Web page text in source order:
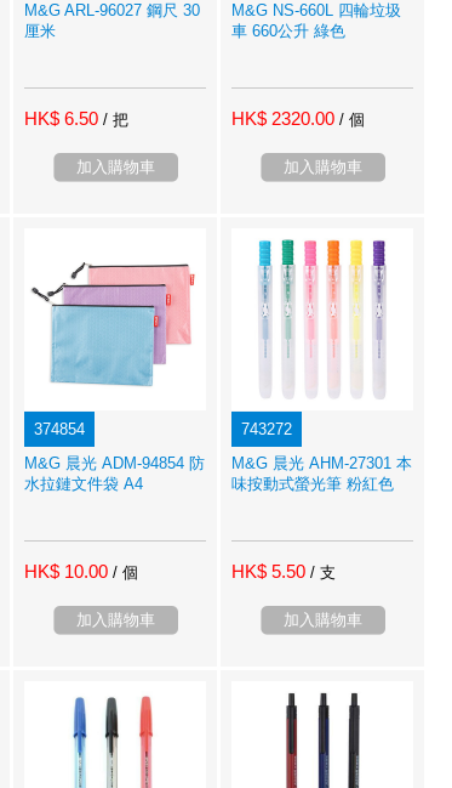
M&G ARL-96027 鋼尺 30
厘米
HK$ 6.50 / 把
加入購物車
M&G NS-660L 四輪垃圾
車 660公升 綠色
HK$ 2320.00 / 個
加入購物車
374854
M&G 晨光 ADM-94854 防
水拉鏈文件袋 A4
HK$ 10.00 / 個
加入購物車
743272
M&G 晨光 AHM-27301 本
味按動式螢光筆 粉紅色
HK$ 5.50 / 支
加入購物車